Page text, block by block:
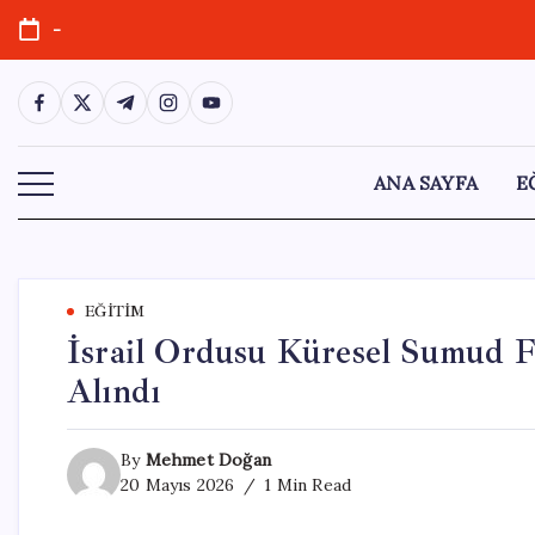
Skip
content
-
https://www.facebook.com/
https://twitter.com/
https://t.me/
https://www.instagram.com/
https://youtube.com/
ANA SAYFA
EĞITIM
İsrail Ordusu Küresel Sumud
Alındı
By Mehmet Doğan
20 Mayıs 2026
1 Min Read